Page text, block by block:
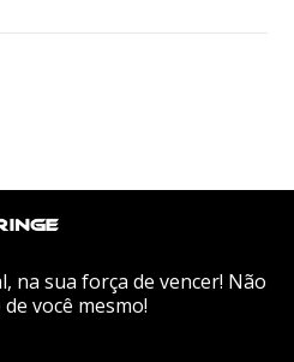
na sua força de vencer! Não
você mesmo!